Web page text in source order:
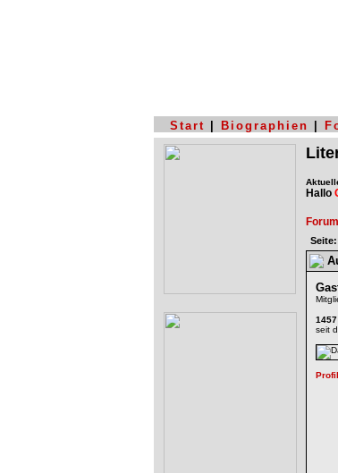
Start Biographien
Hallo
Forum
Seite:
1457
seit